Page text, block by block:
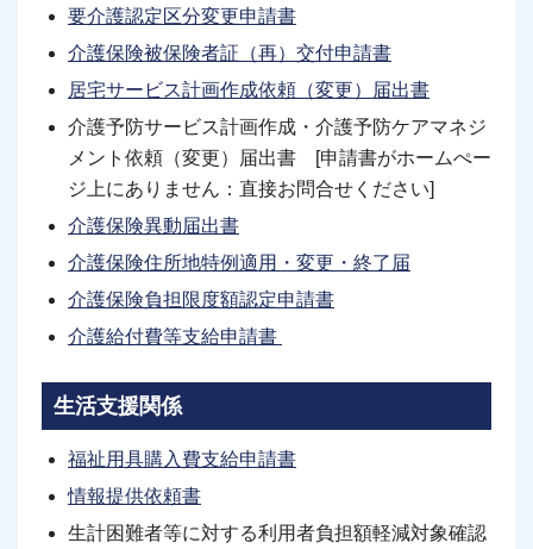
要介護認定区分変更申請書
介護保険被保険者証（再）交付申請書
居宅サービス計画作成依頼（変更）届出書
介護予防サービス計画作成・介護予防ケアマネジ
メント依頼（変更）届出書 [申請書がホームぺー
ジ上にありません：直接お問合せください]
介護保険異動届出書
介護保険住所地特例適用・変更・終了届
介護保険負担限度額認定申請書
介護給付費等支給申請書
生活支援関係
福祉用具購入費支給申請書
情報提供依頼書
生計困難者等に対する利用者負担額軽減対象確認